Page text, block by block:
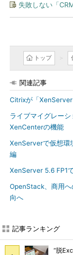
失敗しない「
トップ
関連記事
Citrixが「
ライブマイグレー
XenCenterの機能
XenServerで仮想
編
XenServer 5.6 FP1
OpenStack、商用
向へ
記事ランキング
“脱